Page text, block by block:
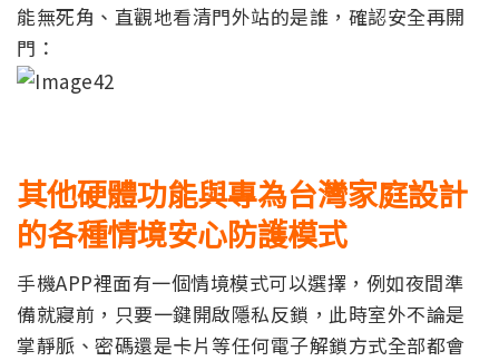
能無死角、直觀地看清門外站的是誰，確認安全再開
門：
其他硬體功能與專為台灣家庭設計
的各種情境安心防護模式
手機APP裡面有一個情境模式可以選擇，例如夜間準
備就寢前，只要一鍵開啟隱私反鎖，此時室外不論是
掌靜脈、密碼還是卡片等任何電子解鎖方式全部都會